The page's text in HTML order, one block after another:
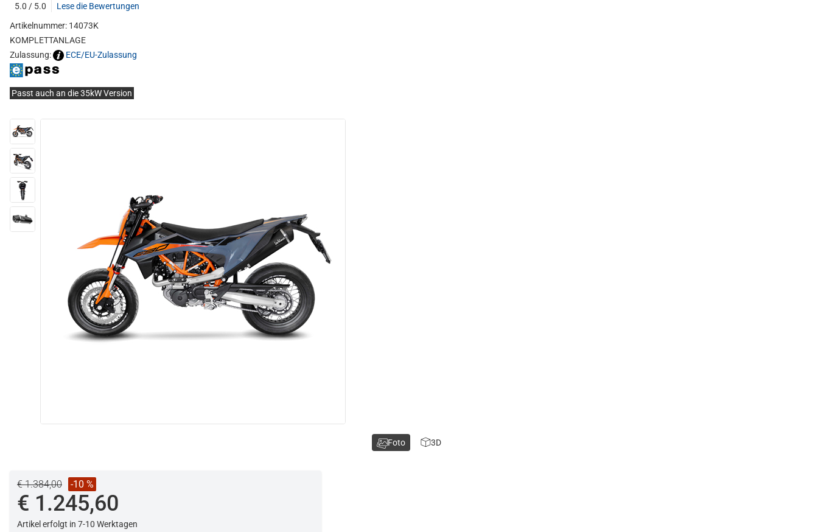
5.0 / 5.0
Lese die Bewertungen
Artikelnummer: 14073K
KOMPLETTANLAGE
Zulassung:
ECE/EU-Zulassung
Passt auch an die 35kW Version
€ 1.384,00 -10 %
€ 1.245,60
Artikel erfolgt in 7-10 Werktagen
Foto 3D